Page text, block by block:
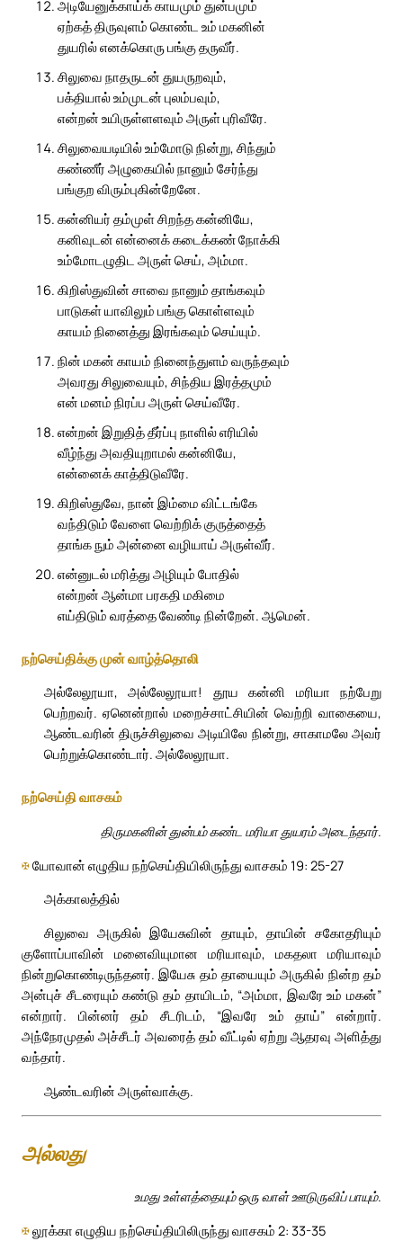
அடியேனுக்காய்க் காயமும் துன்பமும்
ஏற்கத் திருவுளம் கொண்ட உம் மகனின்
துயரில் எனக்கொரு பங்கு தருவீர்.
சிலுவை நாதருடன் துயருறவும்,
பக்தியால் உம்முடன் புலம்பவும்,
என்றன் உயிருள்ளளவும் அருள் புரிவீரே.
சிலுவையடியில் உம்மோடு நின்று, சிந்தும்
கண்ணீர் அழுகையில் நானும் சேர்ந்து
பங்குற விரும்புகின்றேனே.
கன்னியர் தம்முள் சிறந்த கன்னியே,
கனிவுடன் என்னைக் கடைக்கண் நோக்கி
உம்மோடழுதிட அருள் செய், அம்மா.
கிறிஸ்துவின் சாவை நானும் தாங்கவும்
பாடுகள் யாவிலும் பங்கு கொள்ளவும்
காயம் நினைத்து இரங்கவும் செய்யும்.
நின் மகன் காயம் நினைந்துளம் வருந்தவும்
அவரது சிலுவையும், சிந்திய இரத்தமும்
என் மனம் நிரப்ப அருள் செய்வீரே.
என்றன் இறுதித் தீர்ப்பு நாளில் எரியில்
வீழ்ந்து அவதியுறாமல் கன்னியே,
என்னைக் காத்திடுவீரே.
கிறிஸ்துவே, நான் இம்மை விட்டங்கே
வந்திடும் வேளை வெற்றிக் குருத்தைத்
தாங்க நும் அன்னை வழியாய் அருள்வீர்.
என்னுடல் மரித்து அழியும் போதில்
என்றன் ஆன்மா பரகதி மகிமை
எய்திடும் வரத்தை வேண்டி நின்றேன். ஆமென்.
நற்செய்திக்கு முன் வாழ்த்தொலி
அல்லேலூயா, அல்லேலூயா! தூய கன்னி மரியா நற்பேறு
பெற்றவர். ஏனென்றால் மறைச்சாட்சியின் வெற்றி வாகையை,
ஆண்டவரின் திருச்சிலுவை அடியிலே நின்று, சாகாமலே அவர்
பெற்றுக்கொண்டார். அல்லேலூயா.
நற்செய்தி வாசகம்
திருமகனின் துன்பம் கண்ட மரியா துயரம் அடைந்தார்.
✠யோவான் எழுதிய நற்செய்தியிலிருந்து வாசகம் 19: 25-27
அக்காலத்தில்
சிலுவை அருகில் இயேசுவின் தாயும், தாயின் சகோதரியும்
குளோப்பாவின் மனைவியுமான மரியாவும், மகதலா மரியாவும்
நின்றுகொண்டிருந்தனர். இயேசு தம் தாயையும் அருகில் நின்ற தம்
அன்புச் சீடரையும் கண்டு தம் தாயிடம், “அம்மா, இவரே உம் மகன்”
என்றார். பின்னர் தம் சீடரிடம், “இவரே உம் தாய்” என்றார்.
அந்நேரமுதல் அச்சீடர் அவரைத் தம் வீட்டில் ஏற்று ஆதரவு அளித்து
வந்தார்.
ஆண்டவரின் அருள்வாக்கு.
அல்லது
உமது உள்ளத்தையும் ஒரு வாள் ஊடுருவிப் பாயும்.
✠லூக்கா எழுதிய நற்செய்தியிலிருந்து வாசகம் 2: 33-35